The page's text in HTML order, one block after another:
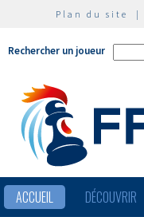
Plan du site |
Rechercher un joueur
ACCUEIL DÉCOUVRIR